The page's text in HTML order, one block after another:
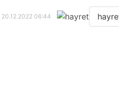
20.12.2022 06:44